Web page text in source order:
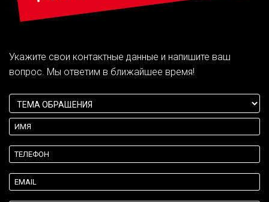
Укажите свои контактные данные и напишите ваш
вопрос. Мы ответим в ближайшее время!